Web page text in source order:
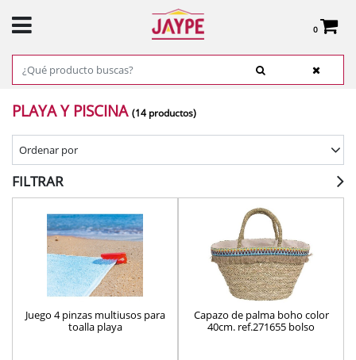
0
Total:
0,00 €
VER CESTA
PLAYA Y PISCINA (14 productos)
Ordenar por
FILTRAR
Juego 4 pinzas multiusos para
toalla playa
Capazo de palma boho color
40cm. ref.271655 bolso